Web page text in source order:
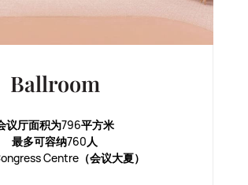
Ballroom
议厅面积为796平方米
最多可容纳760人
Centre（会议大夏）